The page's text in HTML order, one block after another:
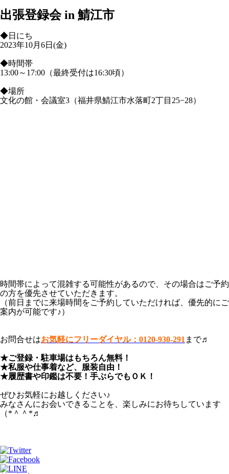
出張登録会 in 鯖江市
◆日にち
2023年10月6日(金)
◆時間帯
13:00～17:00（最終受付は16:30頃）
◆場所
文化の館・会議室3（福井県鯖江市水落町2丁目25−28）
時間帯によって混雑する可能性があるので、その場合はご予約
の方を優先させていただきます。
（前日までに来場時間をご予約していただければ、優先的にご
案内が可能です♪）
お問合せはお気軽にフリーダイヤル：0120-930-291 まで♬
★ご登録・駐車場はもちろん無料！
★私服や仕事着など、服装自由！
★履歴書や印鑑は不要！手ぶらでもＯＫ！
ぜひお気軽にお越しください♪
みなさんにお会いできることを、楽しみにお待ちしています
（*＾＾*♬